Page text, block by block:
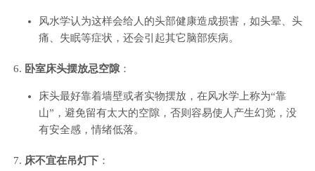
风水学认为这样会给人的头部健康造成损害，如头晕、头
痛、失眠等症状，还会引起其它脑部疾病。
卧室床头摆放忌空隙 ：
床头最好靠着墙壁或者实物摆放，在风水学上称为“靠
山”，避免留有太大的空隙，否则容易使人产生幻觉，没
有安全感，情绪低落。
床不宜在吊灯下 ：